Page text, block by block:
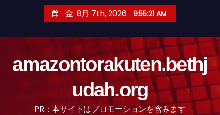
金. 8月 7th, 2026 9:55:22 AM
amazontorakuten.bethj
udah.org
PR：本サイトはプロモーションを含みます